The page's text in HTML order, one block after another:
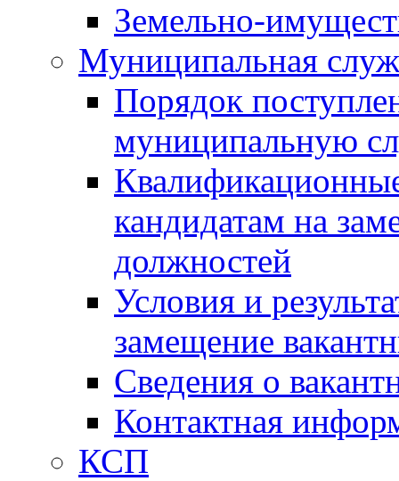
Земельно-
Муниципальная
Порядок
муниципальную
кандидатам на
должностей
Условия и
замещение
Сведения о
Контактная
КСП